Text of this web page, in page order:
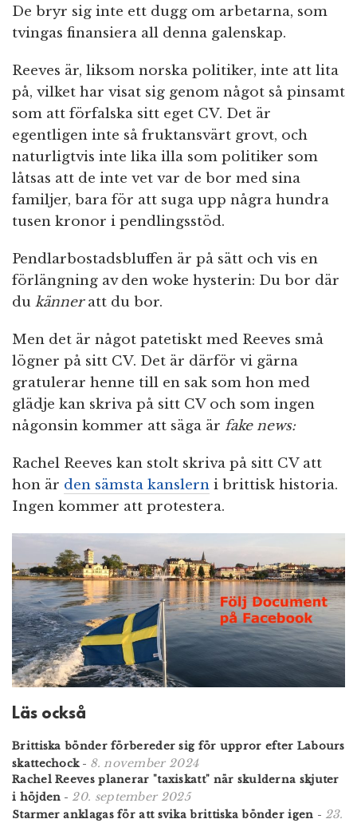
De bryr sig inte ett dugg om arbetarna, som
tvingas finansiera all denna galenskap.
Reeves är, liksom norska politiker, inte att lita
på, vilket har visat sig genom något så pinsamt
som att förfalska sitt eget CV. Det är
egentligen inte så fruktansvärt grovt, och
naturligtvis inte lika illa som politiker som
låtsas att de inte vet var de bor med sina
familjer, bara för att suga upp några hundra
tusen kronor i pendlingsstöd.
Pendlarbostadsbluffen är på sätt och vis en
förlängning av den woke hysterin: Du bor där
du känneratt du bor.
Men det är något patetiskt med Reeves små
lögner på sitt CV. Det är därför vi gärna
gratulerar henne till en sak som hon med
glädje kan skriva på sitt CV och som ingen
någonsin kommer att säga är fake news:
Rachel Reeves kan stolt skriva på sitt CV att
hon är den sämsta kanslern i brittisk historia.
Ingen kommer att protestera.
Läs också
Brittiska bönder förbereder sig för uppror efter Labours
skattechock- 8. november 2024
Rachel Reeves planerar "taxiskatt" när skulderna skjuter
i höjden - 20. september 2025
Starmer anklagas för att svika brittiska bönder igen - 23.